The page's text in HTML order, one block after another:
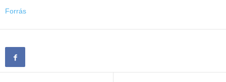
Forrás